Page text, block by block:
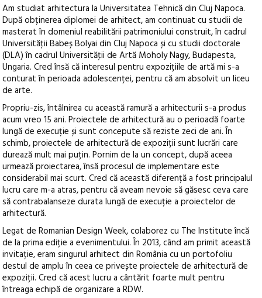
Am studiat arhitectura la Universitatea Tehnică din Cluj Napoca.
După obținerea diplomei de arhitect, am continuat cu studii de
masterat în domeniul reabilitării patrimoniului construit, în cadrul
Universităţii Babeș Bolyai din Cluj Napoca și cu studii doctorale
(DLA) în cadrul Universităţii de Artă Moholy Nagy, Budapesta,
Ungaria. Cred însă că interesul pentru expozițiile de artă mi s-a
conturat în perioada adolescenței, pentru că am absolvit un liceu
de arte.
Propriu-zis, întâlnirea cu această ramură a arhitecturii s-a produs
acum vreo 15 ani. Proiectele de arhitectură au o perioadă foarte
lungă de execuție și sunt concepute să reziste zeci de ani. În
schimb, proiectele de arhitectură de expoziții sunt lucrări care
durează mult mai puțin. Pornim de la un concept, după aceea
urmează proiectarea, însă procesul de implementare este
considerabil mai scurt. Cred că această diferență a fost principalul
lucru care m-a atras, pentru că aveam nevoie să găsesc ceva care
să contrabalanseze durata lungă de execuție a proiectelor de
arhitectură.
Legat de Romanian Design Week, colaborez cu The Institute încă
de la prima ediție a evenimentului. În 2013, când am primit această
invitație, eram singurul arhitect din România cu un portofoliu
destul de amplu în ceea ce privește proiectele de arhitectură de
expoziții. Cred că acest lucru a cântărit foarte mult pentru
întreaga echipă de organizare a RDW.